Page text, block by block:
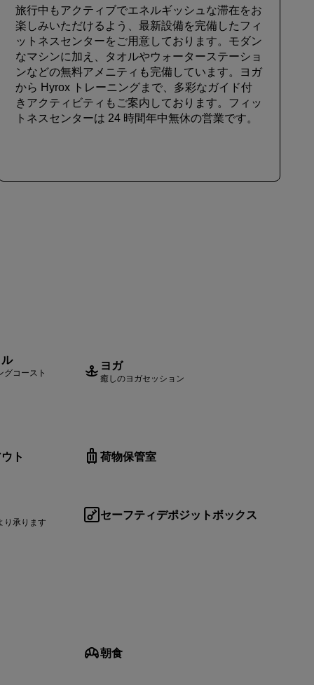
旅行中もアクティブでエネルギッシュな滞在をお
楽しみいただけるよう、最新設備を完備したフィ
ットネスセンターをご用意しております。モダン
なマシンに加え、タオルやウォーターステーショ
ンなどの無料アメニティも完備しています。ヨガ
から Hyrox トレーニングまで、多彩なガイド付
きアクティビティもご案内しております。フィッ
トネスセンターは 24 時間年中無休の営業です。
グコースト
ヨガ
癒しのヨガセッション
ト 荷物保管室
り承ります セーフティデポジットボックス
朝食